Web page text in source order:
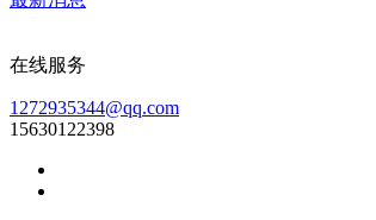
在线服务
1272935344@qq.com
15630122398